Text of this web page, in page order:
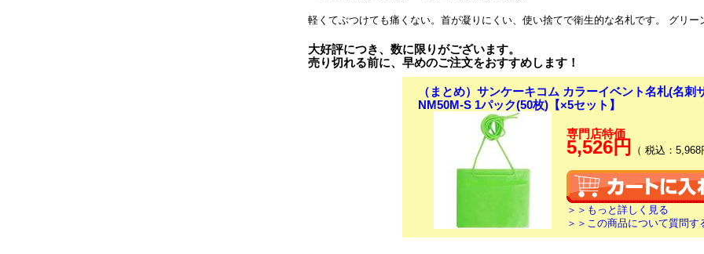
軽くてぶつけても痛くない。首が凝りにくい、使い捨てで衛生的な名札です。 グリー
大好評につき、数に限りがございます。
売り切れる前に、早めのご注文をおすすめします！
（まとめ）サンケーキコム カラーイベント名札(名刺
NM50M-S 1パック(50枚)【×5セット】
専門店特価
5,526円 （ 税込：5,968
＞＞もっと詳しく見る
＞＞この商品について質問す